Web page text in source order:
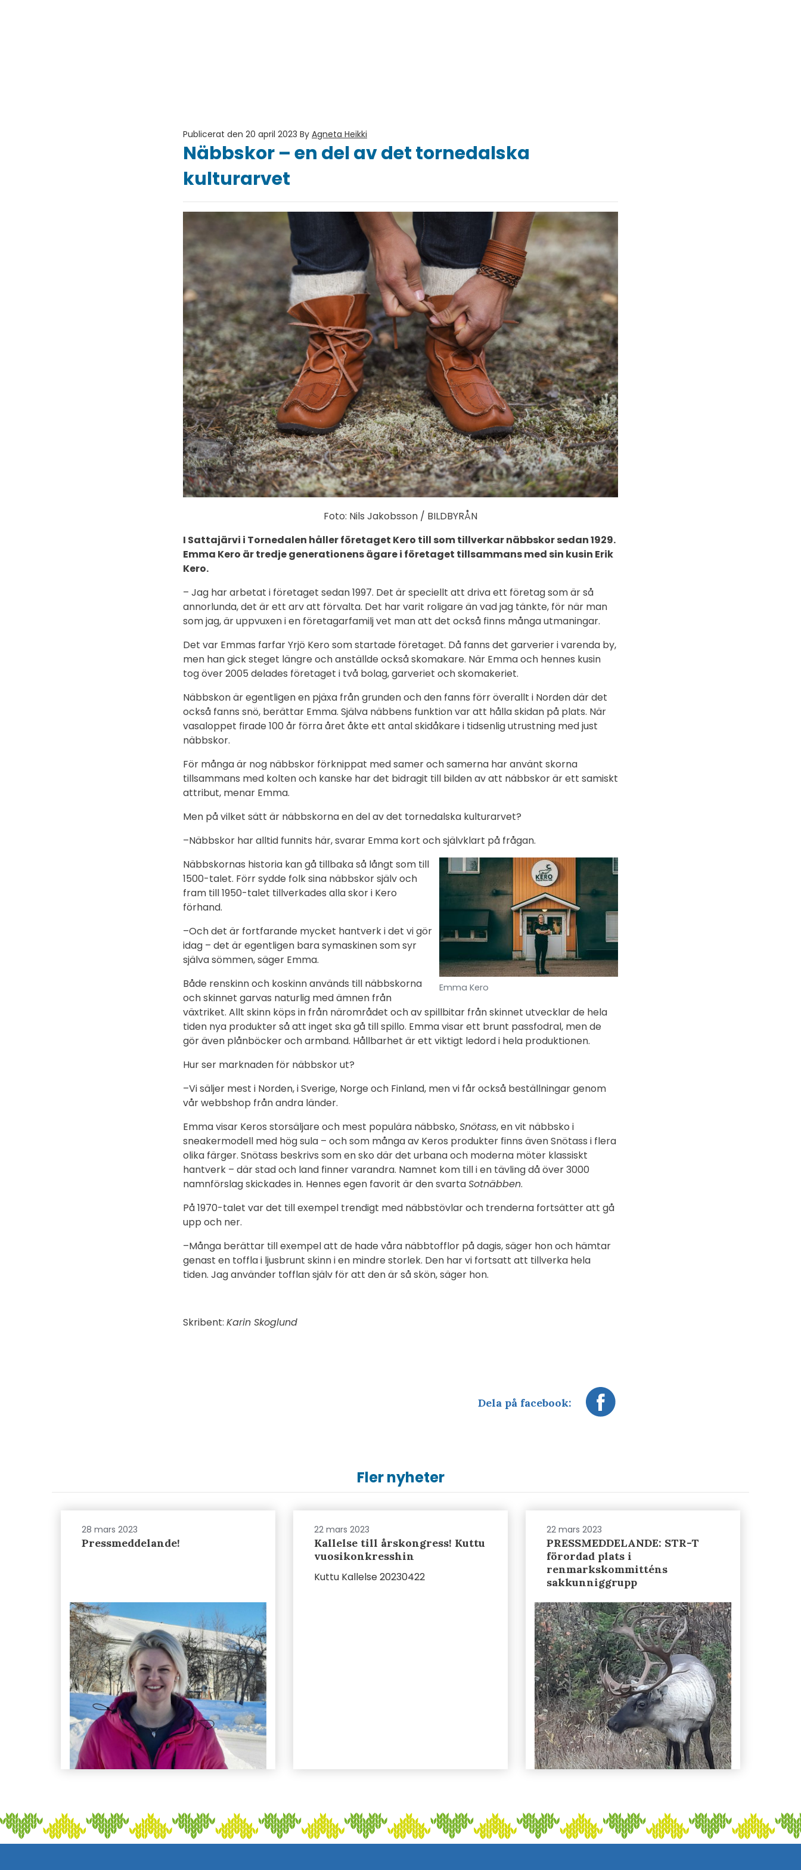
Publicerat den 20 april 2023 By Agneta Heikki
Näbbskor – en del av det tornedalska
kulturarvet
Foto: Nils Jakobsson / BILDBYRÅN
I Sattajärvi i Tornedalen håller företaget Kero till som tillverkar näbbskor sedan 1929.
Emma Kero är tredje generationens ägare i företaget tillsammans med sin kusin Erik
Kero.
– Jag har arbetat i företaget sedan 1997. Det är speciellt att driva ett företag som är så
annorlunda, det är ett arv att förvalta. Det har varit roligare än vad jag tänkte, för när man
som jag, är uppvuxen i en företagarfamilj vet man att det också finns många utmaningar.
Det var Emmas farfar Yrjö Kero som startade företaget. Då fanns det garverier i varenda by,
men han gick steget längre och anställde också skomakare. När Emma och hennes kusin
tog över 2005 delades företaget i två bolag, garveriet och skomakeriet.
Näbbskon är egentligen en pjäxa från grunden och den fanns förr överallt i Norden där det
också fanns snö, berättar Emma. Själva näbbens funktion var att hålla skidan på plats. När
vasaloppet firade 100 år förra året åkte ett antal skidåkare i tidsenlig utrustning med just
näbbskor.
För många är nog näbbskor förknippat med samer och samerna har använt skorna
tillsammans med kolten och kanske har det bidragit till bilden av att näbbskor är ett samiskt
attribut, menar Emma.
Men på vilket sätt är näbbskorna en del av det tornedalska kulturarvet?
–Näbbskor har alltid funnits här, svarar Emma kort och självklart på frågan.
Emma Kero
Näbbskornas historia kan gå tillbaka så långt som till
1500-talet. Förr sydde folk sina näbbskor själv och
fram till 1950-talet tillverkades alla skor i Kero
förhand.
–Och det är fortfarande mycket hantverk i det vi gör
idag – det är egentligen bara symaskinen som syr
själva sömmen, säger Emma.
Både renskinn och koskinn används till näbbskorna
och skinnet garvas naturlig med ämnen från
växtriket. Allt skinn köps in från närområdet och av spillbitar från skinnet utvecklar de hela
tiden nya produkter så att inget ska gå till spillo. Emma visar ett brunt passfodral, men de
gör även plånböcker och armband. Hållbarhet är ett viktigt ledord i hela produktionen.
Hur ser marknaden för näbbskor ut?
–Vi säljer mest i Norden, i Sverige, Norge och Finland, men vi får också beställningar genom
vår webbshop från andra länder.
Emma visar Keros storsäljare och mest populära näbbsko,Snötass, en vit näbbsko i
sneakermodell med hög sula – och som många av Keros produkter finns även Snötass i flera
olika färger. Snötass beskrivs som en sko där det urbana och moderna möter klassiskt
hantverk – där stad och land finner varandra. Namnet kom till i en tävling då över 3000
namnförslag skickades in. Hennes egen favorit är den svartaSotnäbben.
På 1970-talet var det till exempel trendigt med näbbstövlar och trenderna fortsätter att gå
upp och ner.
–Många berättar till exempel att de hade våra näbbtofflor på dagis, säger hon och hämtar
genast en toffla i ljusbrunt skinn i en mindre storlek. Den har vi fortsatt att tillverka hela
tiden. Jag använder tofflan själv för att den är så skön, säger hon.
Skribent: Karin Skoglund
Dela på facebook:
Fler nyheter
28 mars 2023
Pressmeddelande!
22 mars 2023
Kallelse till årskongress! Kuttu
vuosikonkresshin
Kuttu Kallelse 20230422
22 mars 2023
PRESSMEDDELANDE: STR-T
förordad plats i
renmarkskommitténs
sakkunniggrupp